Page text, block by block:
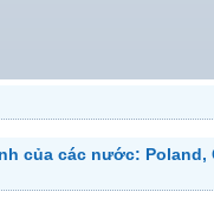
của các nước: Poland,